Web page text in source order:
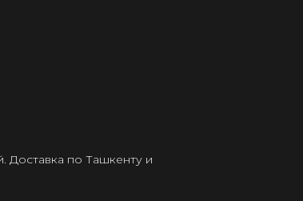
Доставка по Ташкенту и